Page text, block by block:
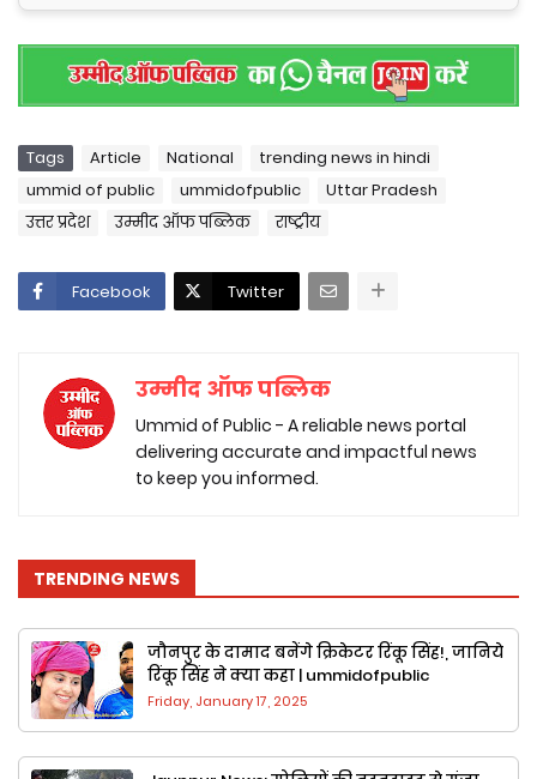
Tags Article National
trending news in hindi
ummid of public
ummidofpublic
Uttar Pradesh
उत्तर प्रदेश
उम्मीद ऑफ पब्लिक राष्ट्रीय
Facebook Twitter
उम्मीद ऑफ पब्लिक
Ummid of Public - A reliable news portal
delivering accurate and impactful news
to keep you informed.
TRENDING NEWS
जौनपुर के दामाद बनेंगे क्रिकेटर रिंकू सिंह!, जानिये
रिंकू सिंह ने क्या कहा | ummidofpublic
Friday, January 17, 2025